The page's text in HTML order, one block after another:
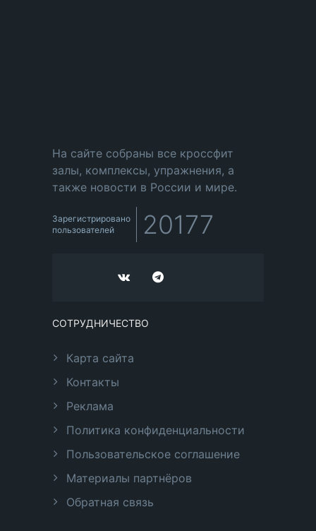
На сайте собраны все кроссфит
залы, комплексы, упражнения, а
также новости в России и мире.
Зарегистрировано
пользователей
20177
СОТРУДНИЧЕСТВО
Карта сайта
Контакты
Реклама
Политика конфиденциальности
Пользовательское соглашение
Материалы партнёров
Обратная связь